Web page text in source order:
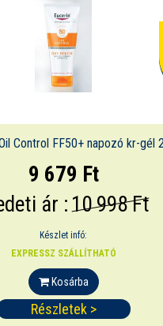
Control FF50+ napozó kr-gél
9 679 Ft
ár :10 998 Ft
Készlet infó:
EXPRESSZ SZÁLLÍTHATÓ
Kosárba
Részletek >